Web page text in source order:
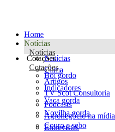
Home
Notícias
Notícias
Notícias
Clima
Artigos
TV Scot Consultoria
Podcasts
Agronegócio na mídia
Entrevistas
Cotações
Cotações
Boi gordo
Indicadores
Vaca gorda
Novilha gorda
Couro e sebo